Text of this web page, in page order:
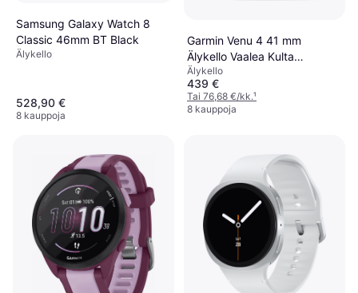
Samsung Galaxy Watch 8
Classic 46mm BT Black
Älykello
528,90 €
8 kauppoja
Garmin Venu 4 41 mm
Älykello Vaalea Kulta
Luunvärinen
Älykello
439 €
Tai 76,68 €/kk.¹
8 kauppoja